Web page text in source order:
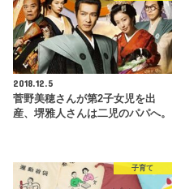
2018.12.5
菅野美穂さんが第2子女児を出
産、堺雅人さんは二児のパパへ。
子育て